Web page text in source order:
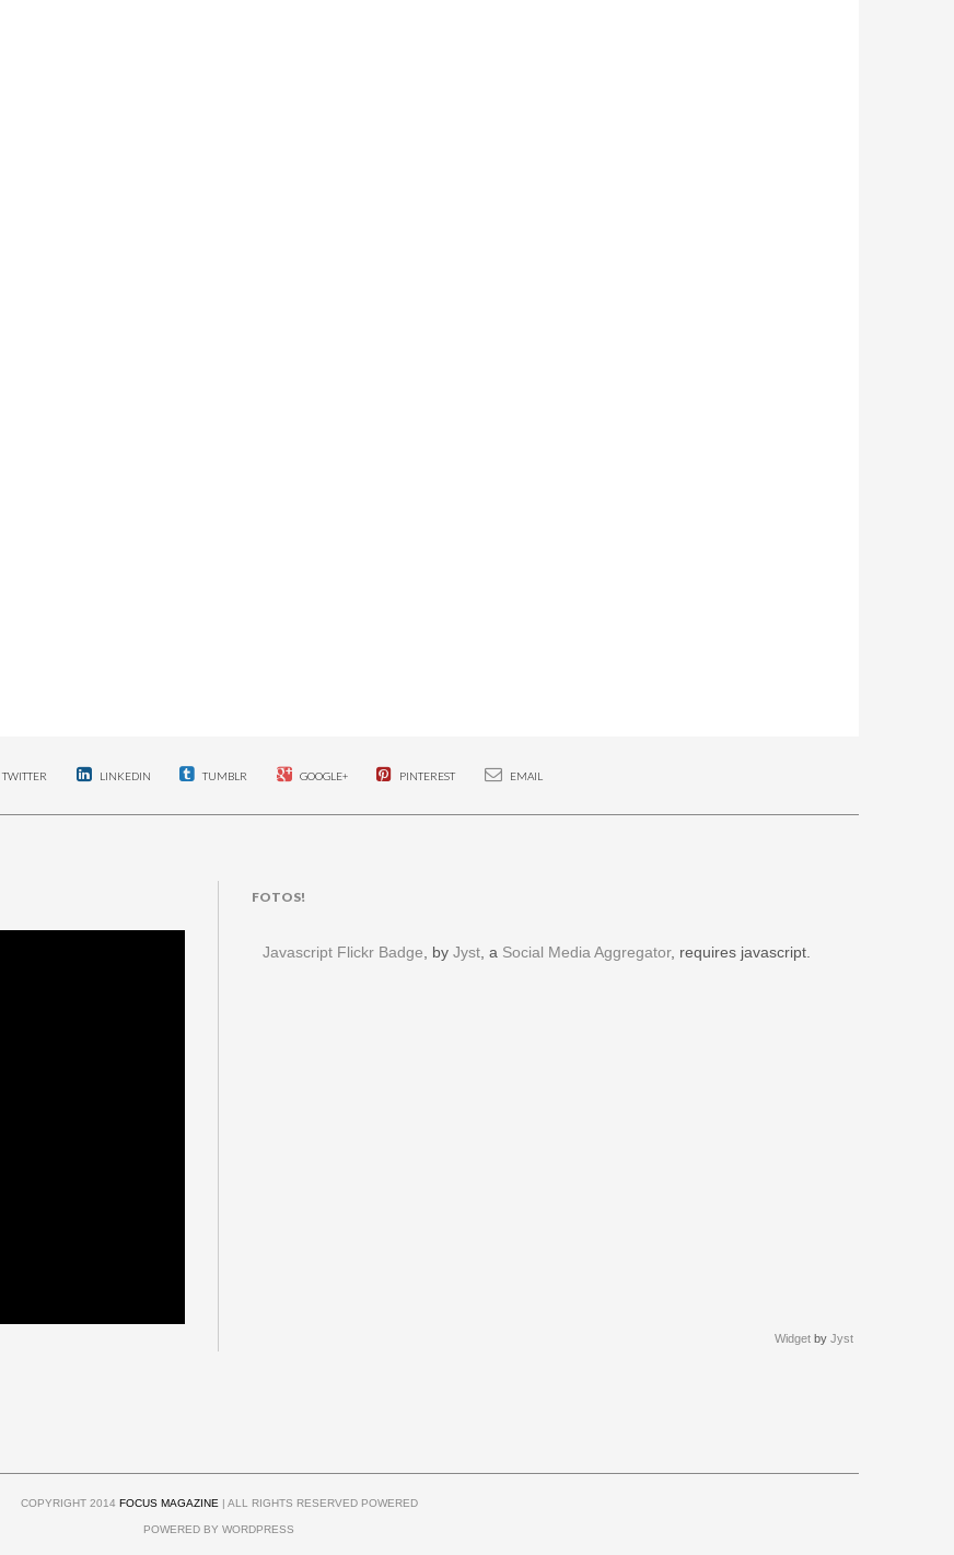
TWITTER LINKEDIN TUMBLR GOOGLE+ PINTEREST EMAIL
FOTOS!
Javascript Flickr Badge , by Jyst , a Social Media Aggregator, requires javascript.
Widget by Jyst
COPYRIGHT 2014 FOCUS MAGAZINE | ALL RIGHTS RESERVED POWERED
POWERED BY WORDPRESS